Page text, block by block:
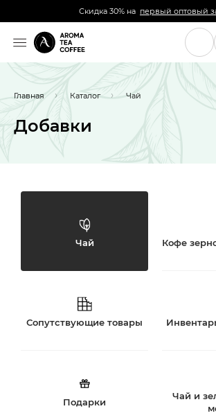
Скидка 30% на первый оптовый
Главная Каталог Чай
Добавки
Чай Кофе
Сопутствующие товары
Подарки
Чай и